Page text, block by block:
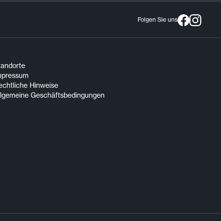
Folgen Sie uns
Hinweise
Geschäftsbedingungen